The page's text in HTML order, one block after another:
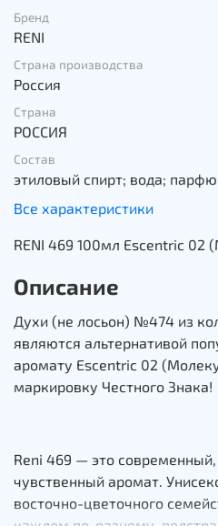
Бренд
RENI
Страна производства
Россия
Страна
РОССИЯ
Состав
этиловый спирт; вода;
Все характеристики
RENI 469 100мл Escentric 02
Описание
Духи (не лосьон) №474 из
являются альтернативой
аромату Escentric 02
маркировку Честного Знака!
Reni 469 — это
чувственный аромат.
восточно-цветочного